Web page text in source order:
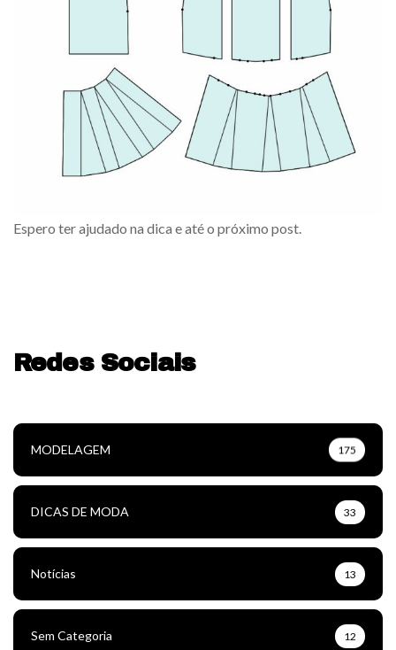
Espero ter ajudado na dica e até o próximo post.
Redes Sociais
MODELAGEM 175
DICAS DE MODA 33
Notícias 13
Sem Categoria 12